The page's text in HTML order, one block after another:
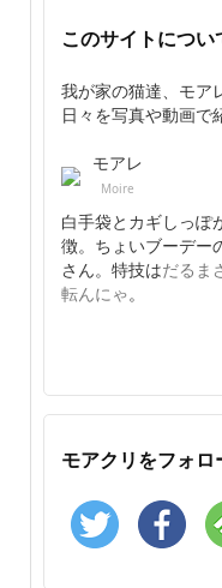
このサイトについ
我が家の猫達、モア
日々を写真や動画で
モアレ
Moire
白手袋とカギしっぽ
徴。ちょいブーデー
さん。特技はだるま
転んにゃ。
モアクリをフォロ
Twitter